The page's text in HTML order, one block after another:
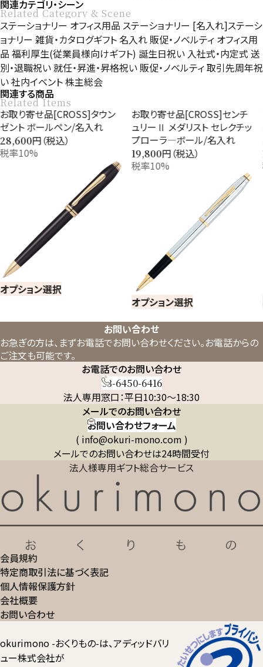
関連カテゴリ・シーン
Related Category & Scene
ステーショナリー オフィス用品 ステーショナリー [名入れ]ステーシ
ョナリー 雑貨・カタログギフト 名入れ販促・ノベルティ オフィス用
品 福利厚生(従業員様向けギフト) 誕生日祝い 入社式・内定式 送
別・退職祝い就任・昇進・昇格祝い販促・ノベルティ取引先周年祝
い社内イベント株主総会
関連する商品
Related Items
お取り寄せ品[CROSS]タウン
ゼント ボールペン/名入れ
28,600円（税込）
税率10%
オプション選択
お取り寄せ品[CROSS]センチ
ュリーⅡ メダリスト セレクチッ
プローラ―ボール/名入れ
19,800円（税込）
税率10%
オプション選択
お問い合わせ
お急ぎの方は、まずお電話でお問い合わせください。お電話からの
ご注文も可能です。
お電話でのお問い合わせ
03-6450-6416
法人専用窓口：平日10:30～18:30
メールでのお問い合わせ
お問い合わせフォーム
( info@okuri-mono.com )
メールでのお問い合わせは24時間受付
法人様専用ギフト総合サービス
会員規約
特定商取引法に基づく表記
個人情報保護方針
会社概要
お問い合わせ
okurimono -おくりもの-は、アディッドバリ
ュー株式会社が